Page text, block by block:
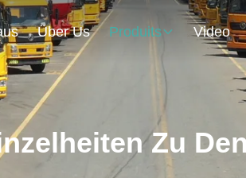
Über Us Produits Video
Zu